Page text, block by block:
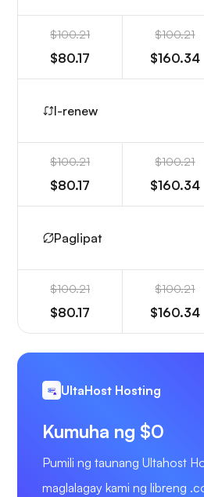
$100.21
$80.17
$100.21
$160.34
I-renew
$100.21
$80.17
$100.21
$160.34
Paglipat
$100.21
$80.17
$100.21
$160.34
UltaHost Hosting
Kumuha ng $0
Pumili ng taunang Ultahost
maglalagay kami ng libreng